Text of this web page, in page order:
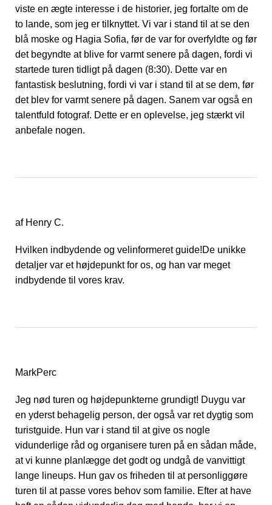
viste en ægte interesse i de historier, jeg fortalte om de
to lande, som jeg er tilknyttet. Vi var i stand til at se den
blå moske og Hagia Sofia, før de var for overfyldte og før
det begyndte at blive for varmt senere på dagen, fordi vi
startede turen tidligt på dagen (8:30). Dette var en
fantastisk beslutning, fordi vi var i stand til at se dem, før
det blev for varmt senere på dagen. Sanem var også en
talentfuld fotograf. Dette er en oplevelse, jeg stærkt vil
anbefale nogen.
af Henry C.
Hvilken indbydende og velinformeret guide!De unikke
detaljer var et højdepunkt for os, og han var meget
indbydende til vores krav.
MarkPerc
Jeg nød turen og højdepunkterne grundigt! Duygu var
en yderst behagelig person, der også var ret dygtig som
turistguide. Hun var i stand til at give os nogle
vidunderlige råd og organisere turen på en sådan måde,
at vi kunne planlægge det godt og undgå de vanvittigt
lange lineups. Hun gav os friheden til at personliggøre
turen til at passe vores behov som familie. Efter at have